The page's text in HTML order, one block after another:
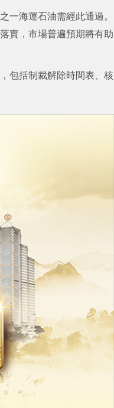
一海運石油需經此通過。
實，市場普遍預期將有助
包括制裁解除時間表、核